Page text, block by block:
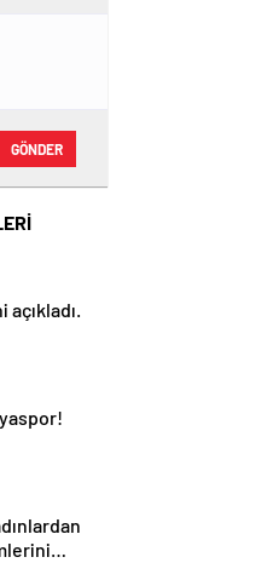
GÖNDER